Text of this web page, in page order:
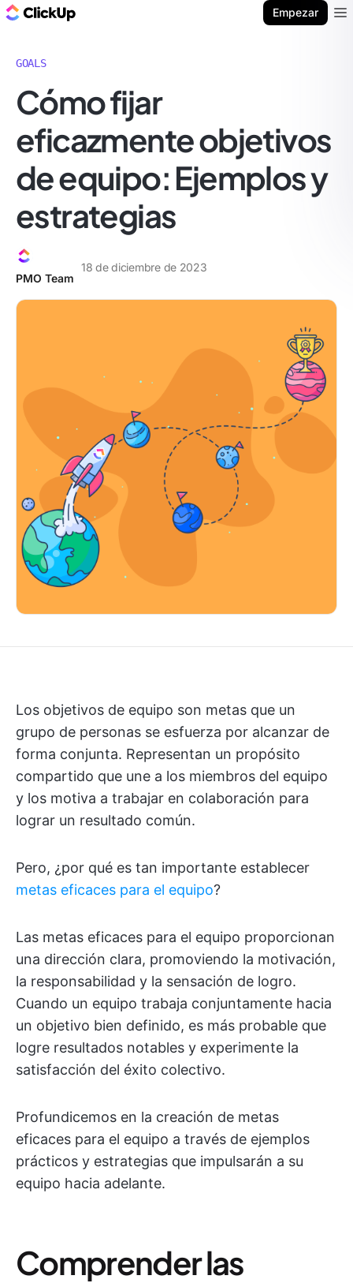
Empezar
GOALS
Cómo fijar
eficazmente objetivos
de equipo: Ejemplos y
estrategias
PMO Team
18 de diciembre de 2023
Los objetivos de equipo son metas que un
grupo de personas se esfuerza por alcanzar de
forma conjunta. Representan un propósito
compartido que une a los miembros del equipo
y los motiva a trabajar en colaboración para
lograr un resultado común.
Pero, ¿por qué es tan importante establecer
metas eficaces para el equipo?
Las metas eficaces para el equipo proporcionan
una dirección clara, promoviendo la motivación,
la responsabilidad y la sensación de logro.
Cuando un equipo trabaja conjuntamente hacia
un objetivo bien definido, es más probable que
logre resultados notables y experimente la
satisfacción del éxito colectivo.
Profundicemos en la creación de metas
eficaces para el equipo a través de ejemplos
prácticos y estrategias que impulsarán a su
equipo hacia adelante.
Comprender las